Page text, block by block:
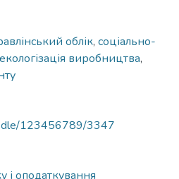
облік, соціально-
екологізація виробництва,
123456789/3347
і оподаткування